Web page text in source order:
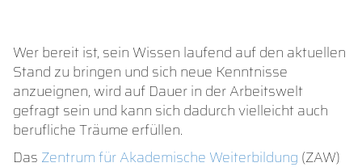
Wer bereit ist, sein Wissen laufend auf den aktuellen
Stand zu bringen und sich neue Kenntnisse
anzueignen, wird auf Dauer in der Arbeitswelt
gefragt sein und kann sich dadurch vielleicht auch
berufliche Träume erfüllen.
Das Zentrum für Akademische Weiterbildung (ZAW)